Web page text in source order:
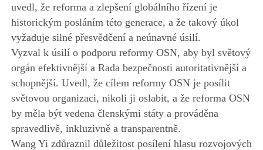
uvedl, že reforma a zlepšení globálního řízení je
historickým posláním této generace, a že takový úkol
vyžaduje silné přesvědčení a neúnavné úsilí.
Vyzval k úsilí o podporu reformy OSN, aby byl světový
orgán efektivnější a Rada bezpečnosti autoritativnější a
schopnější. Uvedl, že cílem reformy OSN je posílit
světovou organizaci, nikoli ji oslabit, a že reforma OSN
by měla být vedena členskými státy a prováděna
spravedlivě, inkluzivně a transparentně.
Wang Yi zdůraznil důležitost posílení hlasu rozvojových